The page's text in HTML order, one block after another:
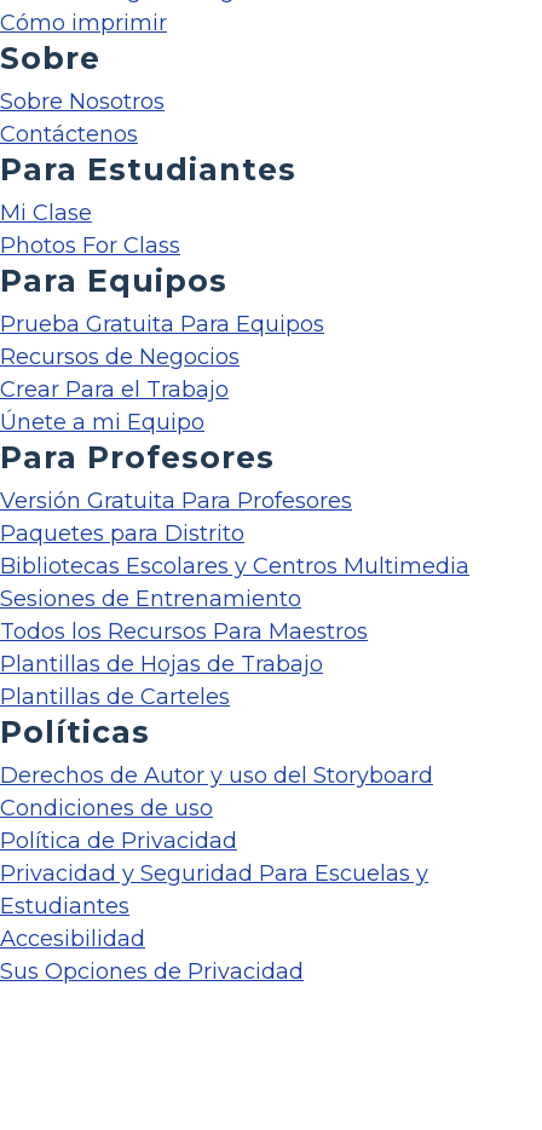
Cómo imprimir
Sobre
Sobre Nosotros
Contáctenos
Para Estudiantes
Mi Clase
Photos For Class
Para Equipos
Prueba Gratuita Para Equipos
Recursos de Negocios
Crear Para el Trabajo
Únete a mi Equipo
Para Profesores
Versión Gratuita Para Profesores
Paquetes para Distrito
Bibliotecas Escolares y Centros Multimedia
Sesiones de Entrenamiento
Todos los Recursos Para Maestros
Plantillas de Hojas de Trabajo
Plantillas de Carteles
Políticas
Derechos de Autor y uso del Storyboard
Condiciones de uso
Política de Privacidad
Privacidad y Seguridad Para Escuelas y
Estudiantes
Accesibilidad
Sus Opciones de Privacidad